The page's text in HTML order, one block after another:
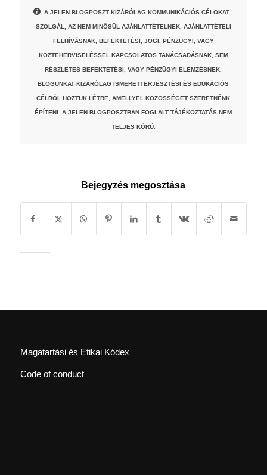
A JELEN BLOGPOSZT KIZÁRÓLAG KOMMUNIKÁCIÓS CÉLOKAT
SZOLGÁL, AZ NEM MINŐSÜL AJÁNLATTÉTELNEK, AJÁNLATTÉTELI
FELHÍVÁSNAK, BEFEKTETÉSI, JOGI, PÉNZÜGYI, VAGY
KÖZTEHERVISELÉSSEL KAPCSOLATOS TANÁCSADÁSNAK, SEM
RÉSZLETES BEFEKTETÉSI, VAGY PÉNZÜGYI ELEMZÉSNEK.
BLOGUNKAT KIZÁRÓLAG ISMERETTERJESZTÉSI ÉS EDUKÁCIÓS
CÉLBÓL HOZTUK LÉTRE, AMELLYEL KÖZÖSSÉGET SZERETNÉNK
ÉPÍTENI. A JELEN BLOGPOSZTBAN FOGLALT TÁJÉKOZTATÁS NEM
TELJES KÖRŰ.
Bejegyzés megosztása
Magatartási és Etikai Kódex
Code of conduct